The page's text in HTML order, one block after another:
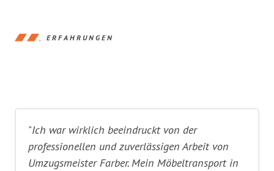
ERFAHRUNGEN
"Ich war wirklich beeindruckt von der
professionellen und zuverlässigen Arbeit von
Umzugsmeister Farber. Mein Möbeltransport in